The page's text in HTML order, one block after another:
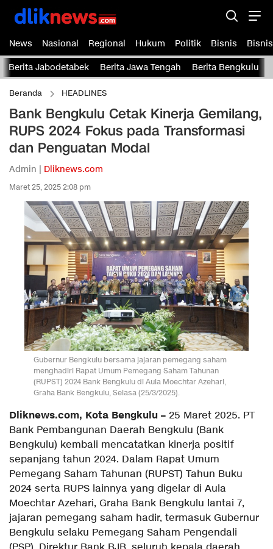
News Nasional Regional Hukum Politik Bisnis Bisnis
Berita Jabodetabek Berita Jawa Tengah Berita Bengkulu
Beranda HEADLINES
Bank Bengkulu Cetak Kinerja Gemilang,
RUPS 2024 Fokus pada Transformasi
dan Penguatan Modal
Admin | Dliknews.com
Maret 25, 2025 2:08 pm
Gubernur Bengkulu bersama jajaran pemegang saham
menghadiri Rapat Umum Pemegang Saham Tahunan
(RUPST) 2024 Bank Bengkulu di Aula Moechtar Azehari,
Graha Bank Bengkulu, Selasa (25/3/2025).
Dliknews.com, Kota Bengkulu – 25 Maret 2025. PT
Bank Pembangunan Daerah Bengkulu (Bank
Bengkulu) kembali mencatatkan kinerja positif
sepanjang tahun 2024. Dalam Rapat Umum
Pemegang Saham Tahunan (RUPST) Tahun Buku
2024 serta RUPS lainnya yang digelar di Aula
Moechtar Azehari, Graha Bank Bengkulu lantai 7,
jajaran pemegang saham hadir, termasuk Gubernur
Bengkulu selaku Pemegang Saham Pengendali